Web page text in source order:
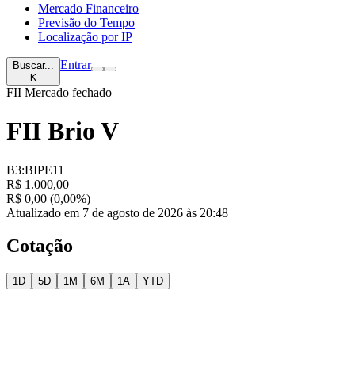
Mercado Financeiro
Previsão do Tempo
Localização por IP
Buscar...
K
Entrar
FII Mercado fechado
FII Brio V
B3:BIPE11
R$ 1.000,00
R$ 0,00 (0,00%)
Atualizado em 7 de agosto de 2026 às 20:48
Cotação
1D 5D 1M 6M 1A YTD